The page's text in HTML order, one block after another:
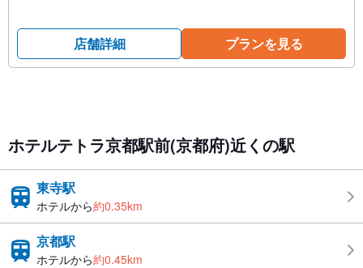
店舗詳細 プランを見る
ホテルテトラ京都駅前(京都府)近くの駅
東寺駅
ホテルから約0.35km
京都駅
ホテルから約0.45km